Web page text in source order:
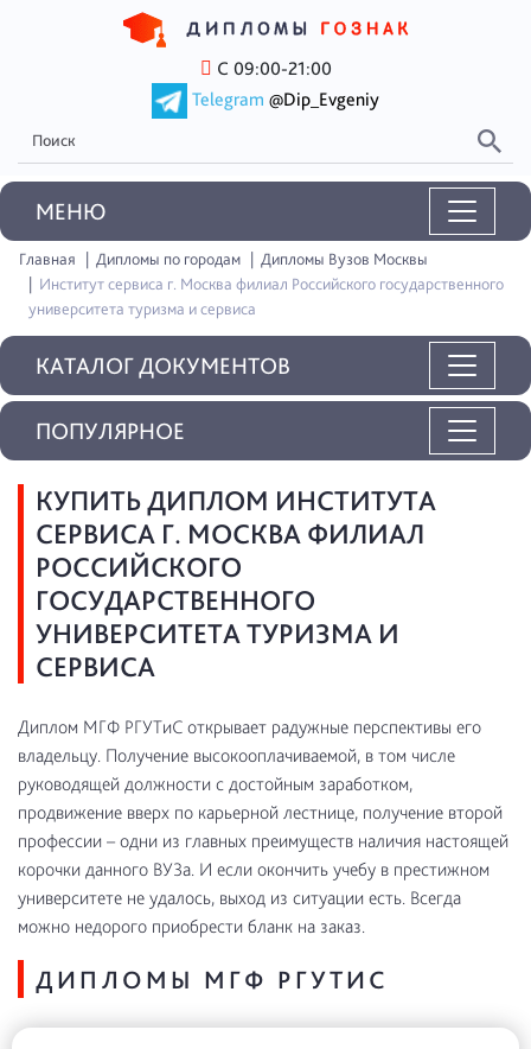
С 09:00-21:00
Telegram @Dip_Evgeniy
MEНЮ
Главная Дипломы по городам
Дипломы Вузов Москвы
Институт сервиса г. Москва филиал Российского государственного
университета туризма и сервиса
КАТАЛОГ ДОКУМЕНТОВ
КУПИТЬ ДИПЛОМ ИНСТИТУТА
СЕРВИСА Г. МОСКВА ФИЛИАЛ
РОССИЙСКОГО
ГОСУДАРСТВЕННОГО
УНИВЕРСИТЕТА ТУРИЗМА И
СЕРВИСА
Диплом МГФ РГУТиС открывает радужные перспективы его
владельцу. Получение высокооплачиваемой, в том числе
руководящей должности с достойным заработком,
продвижение вверх по карьерной лестнице, получение второй
профессии – одни из главных преимуществ наличия настоящей
корочки данного ВУЗа. И если окончить учебу в престижном
университете не удалось, выход из ситуации есть. Всегда
можно недорого приобрести бланк на заказ.
ДИПЛОМЫ МГФ РГУТИС
ПОПУЛЯРНОЕ